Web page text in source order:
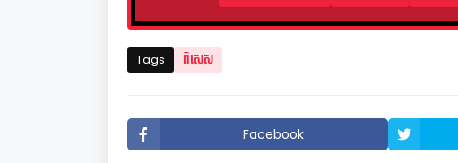
f
6
m
n
e
s
,
Tags ពិសេស
Facebook